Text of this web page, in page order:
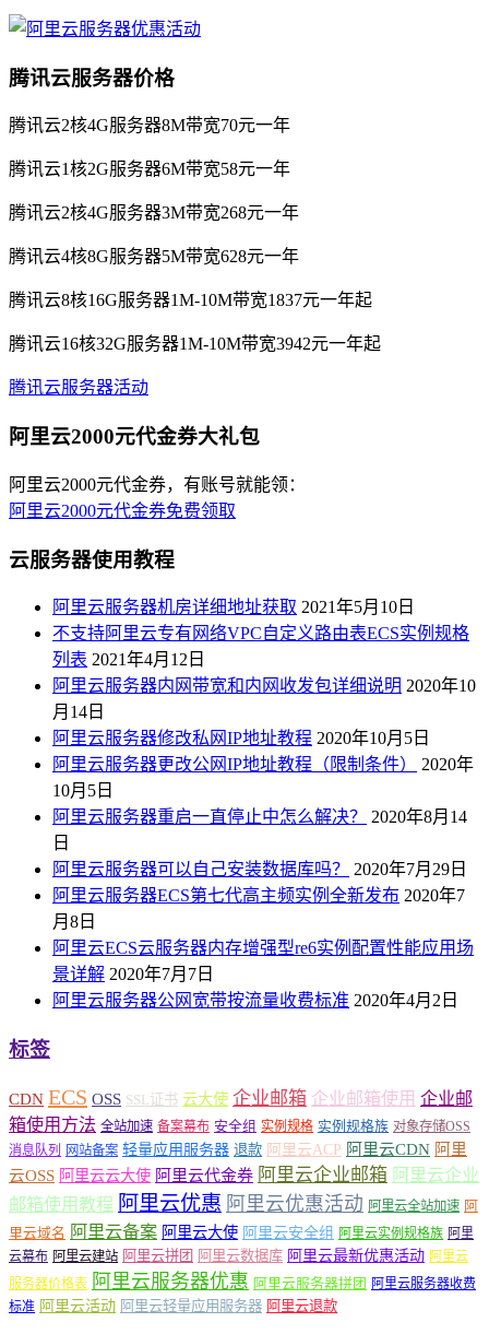
腾讯云服务器价格
腾讯云2核4G服务器8M带宽70元一年
腾讯云1核2G服务器6M带宽58元一年
腾讯云2核4G服务器3M带宽268元一年
腾讯云4核8G服务器5M带宽628元一年
腾讯云8核16G服务器1M-10M带宽1837元一年起
腾讯云16核32G服务器1M-10M带宽3942元一年起
腾讯云服务器活动
阿里云2000元代金券大礼包
阿里云2000元代金券，有账号就能领：
阿里云2000元代金券免费领取
云服务器使用教程
阿里云服务器机房详细地址获取 2021年5月10日
不支持阿里云专有网络VPC自定义路由表ECS实例规格
列表 2021年4月12日
阿里云服务器内网带宽和内网收发包详细说明 2020年10
月14日
阿里云服务器修改私网IP地址教程 2020年10月5日
阿里云服务器更改公网IP地址教程（限制条件）
2020年
10月5日
阿里云服务器重启一直停止中怎么解决？
2020年8月14
日
阿里云服务器可以自己安装数据库吗？
2020年7月29日
阿里云服务器ECS第七代高主频实例全新发布 2020年7
月8日
阿里云ECS云服务器内存增强型re6实例配置性能应用场
景详解 2020年7月7日
阿里云服务器公网宽带按流量收费标准 2020年4月2日
标签
CDN ECS OSS SSL证书 云大使 企业邮箱 企业邮箱使用 企业邮
箱使用方法 全站加速 备案幕布 安全组 实例规格 实例规格族 对象存储OSS
消息队列
网站备案 轻量应用服务器 退款 阿里云ACP 阿里云CDN 阿里
云OSS 阿里云云大使 阿里云代金券 阿里云企业邮箱 阿里云企业
邮箱使用教程 阿里云优惠 阿里云优惠活动 阿里云全站加速 阿
里云域名 阿里云备案 阿里云大使 阿里云安全组 阿里云实例规格族 阿里
云幕布 阿里云建站 阿里云拼团 阿里云数据库 阿里云最新优惠活动 阿里云
服务器价格表 阿里云服务器优惠 阿里云服务器拼团 阿里云服务器收费
标准 阿里云活动 阿里云轻量应用服务器 阿里云退款